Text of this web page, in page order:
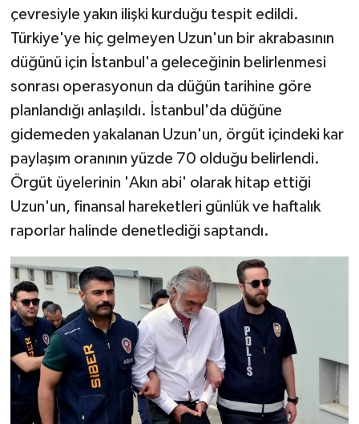
çevresiyle yakın ilişki kurduğu tespit edildi.
Türkiye'ye hiç gelmeyen Uzun'un bir akrabasının
düğünü için İstanbul'a geleceğinin belirlenmesi
sonrası operasyonun da düğün tarihine göre
planlandığı anlaşıldı. İstanbul'da düğüne
gidemeden yakalanan Uzun'un, örgüt içindeki kar
paylaşım oranının yüzde 70 olduğu belirlendi.
Örgüt üyelerinin 'Akın abi' olarak hitap ettiği
Uzun'un, finansal hareketleri günlük ve haftalık
raporlar halinde denetlediği saptandı.